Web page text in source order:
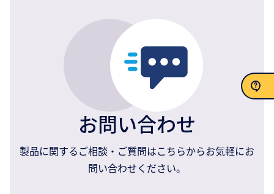
お問い合わせ
お問い合わせ
製品に関するご相談・ご質問はこちらからお気軽にお
問い合わせください。